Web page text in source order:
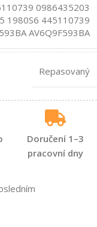
0986435203
1980S6 445110739
AV6Q9F593BA
Repasovaný
Doručení 1–3
pracovní dny